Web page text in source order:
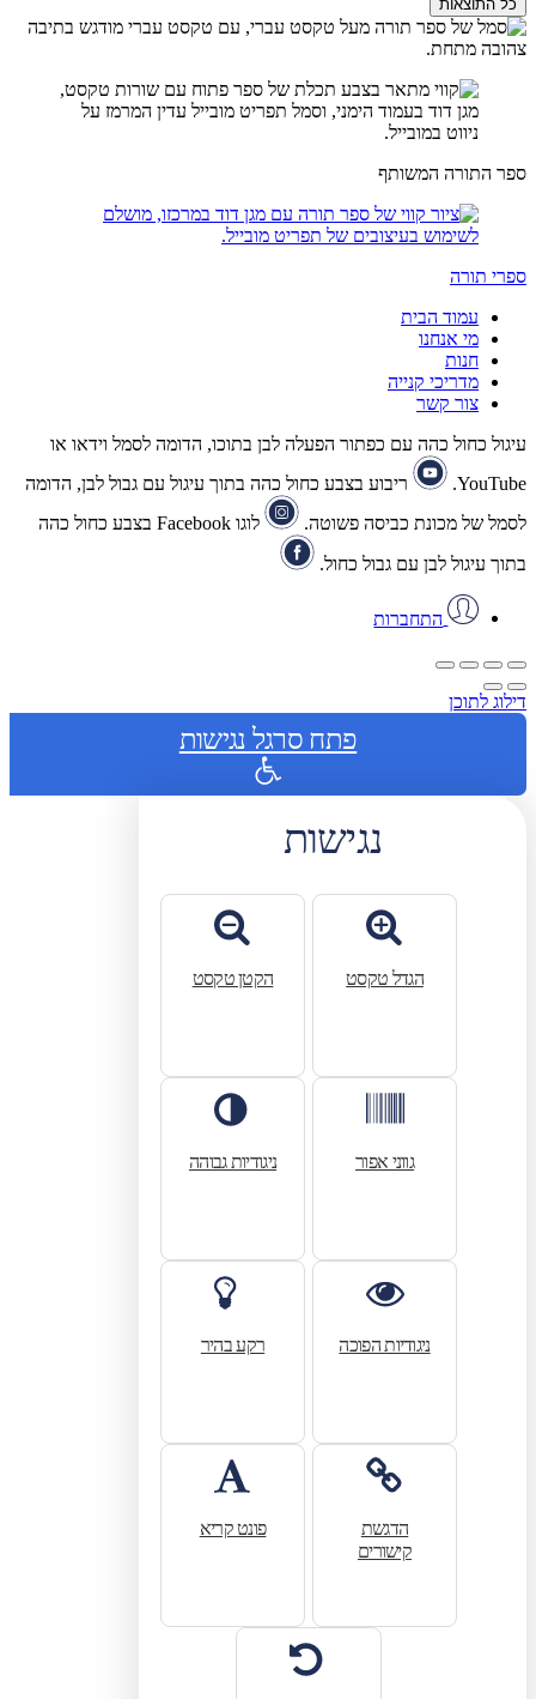
כל התוצאות
ספר התורה המשותף
ספרי תורה
עמוד הבית
מי אנחנו
חנות
מדריכי קנייה
צור קשר
עיגול כחול כהה עם כפתור הפעלה לבן בתוכו, הדומה לסמל וידאו או
YouTube.
ריבוע בצבע כחול כהה בתוך עיגול עם גבול לבן, הדומה
לסמל של מכונת כביסה פשוטה.
לוגו Facebook בצבע כחול כהה
בתוך עיגול לבן עם גבול כחול.
התחברות
דילוג לתוכן
פתח סרגל נגישות
נגישות
הגדל טקסט הקטן טקסט
גווני אפור ניגודיות גבוהה
ניגודיות הפוכה רקע בהיר
הדגשת
קישורים
פונט קריא